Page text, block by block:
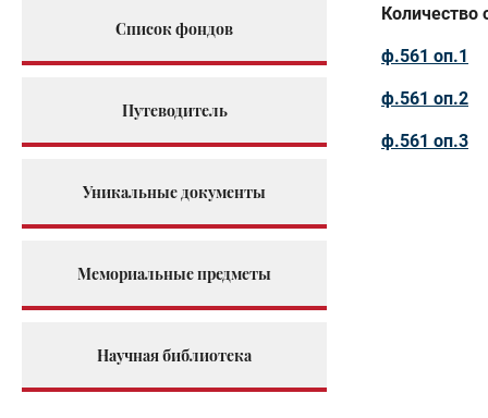
Список фондов
Путеводитель
Уникальные документы
Мемориальные предметы
Научная библиотека
Количество
ф.561 оп.1
ф.561 оп.2
ф.561 оп.3